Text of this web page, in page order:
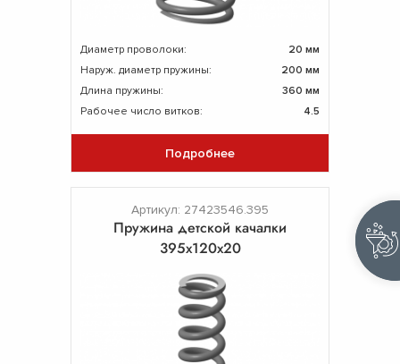
Диаметр проволоки:
20 мм
Наруж. диаметр пружины:
200 мм
Длина пружины:
360 мм
Рабочее число витков:
4.5
Подробнее
Артикул: 27423546.395
Пружина детской качалки
395х120х20